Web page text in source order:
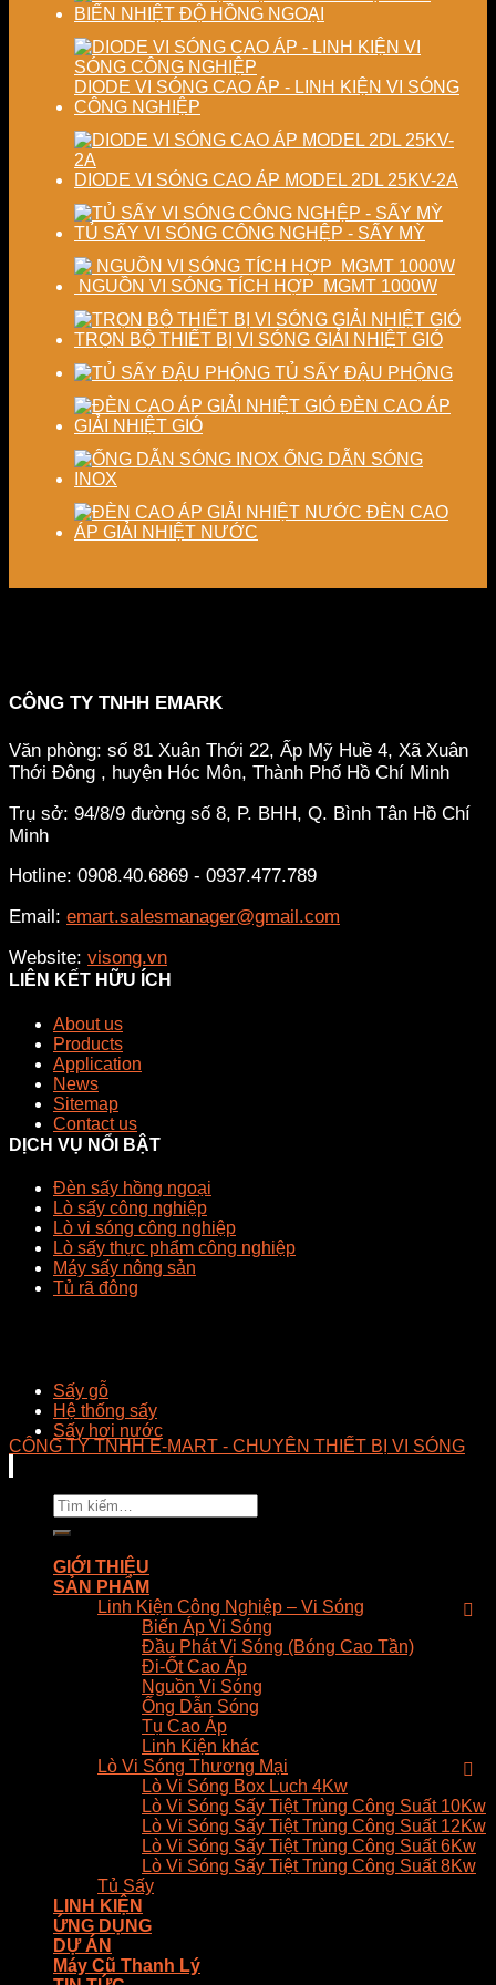
lượng
phẩm
sấy
nghiệp
BIẾN NHIỆT ĐỘ HỒNG NGOẠI
DIODE VI SÓNG CAO ÁP - LINH KIỆN VI SÓNG
CÔNG NGHIỆP
DIODE VI SÓNG CAO ÁP MODEL 2DL 25KV-2A
TỦ SẤY VI SÓNG CÔNG NGHỆP - SẤY MỲ
NGUỒN VI SÓNG TÍCH HỢP MGMT 1000W
TRỌN BỘ THIẾT BỊ VI SÓNG GIẢI NHIỆT GIÓ
TỦ SẤY ĐẬU PHỘNG
ĐÈN CAO ÁP
GIẢI NHIỆT GIÓ
ỐNG DẪN SÓNG
INOX
ĐÈN CAO
ÁP GIẢI NHIỆT NƯỚC
CÔNG TY TNHH EMARK
Văn phòng: số 81 Xuân Thới 22, Ấp Mỹ Huề 4, Xã Xuân
Thới Đông , huyện Hóc Môn, Thành Phố Hồ Chí Minh
Trụ sở: 94/8/9 đường số 8, P. BHH, Q. Bình Tân Hồ Chí
Minh
Hotline: 0908.40.6869 - 0937.477.789
Email: emart.salesmanager@gmail.com
Website: visong.vn
LIÊN KẾT HỮU ÍCH
About us
Products
Application
News
Sitemap
Contact us
DỊCH VỤ NỔI BẬT
Đèn sấy hồng ngoại
Lò sấy công nghiệp
Lò vi sóng công nghiệp
Lò sấy thực phẩm công nghiệp
Máy sấy nông sản
Tủ rã đông
Sấy gỗ
Hệ thống sấy
Sấy hơi nước
CÔNG TY TNHH E-MART - CHUYÊN THIẾT BỊ VI SÓNG
Tìm
kiếm:
GIỚI THIỆU
SẢN PHẨM
Linh Kiện Công Nghiệp – Vi Sóng
Biến Áp Vi Sóng
Đầu Phát Vi Sóng (Bóng Cao Tần)
Đi-Ốt Cao Áp
Nguồn Vi Sóng
Ống Dẫn Sóng
Tụ Cao Áp
Linh Kiện khác
Lò Vi Sóng Thương Mại
Lò Vi Sóng Box Luch 4Kw
Lò Vi Sóng Sấy Tiệt Trùng Công Suất 10Kw
Lò Vi Sóng Sấy Tiệt Trùng Công Suất 12Kw
Lò Vi Sóng Sấy Tiệt Trùng Công Suất 6Kw
Lò Vi Sóng Sấy Tiệt Trùng Công Suất 8Kw
Tủ Sấy
LINH KIỆN
ỨNG DỤNG
DỰ ÁN
Máy Cũ Thanh Lý